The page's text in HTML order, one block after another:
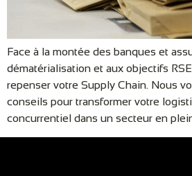
Face à la montée des banques et
dématérialisation et aux objectifs
repenser votre Supply Chain. Nous
conseils pour transformer votre
concurrentiel dans un secteur en